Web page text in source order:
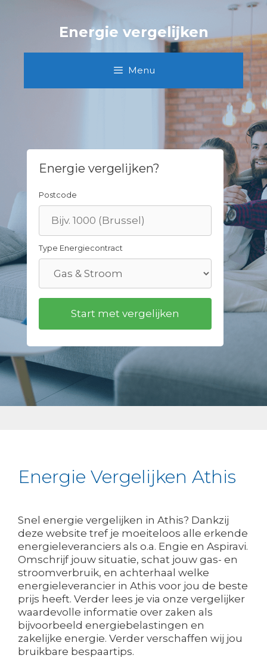
Energie vergelijken
Menu
Energie vergelijken?
Postcode
Type Energiecontract
Energie Vergelijken Athis
Snel energie vergelijken in Athis? Dankzij
deze website tref je moeiteloos alle erkende
energieleveranciers als o.a. Engie en Aspiravi.
Omschrijf jouw situatie, schat jouw gas- en
stroomverbruik, en achterhaal welke
energieleverancier in Athis voor jou de beste
prijs heeft. Verder lees je via onze vergelijker
waardevolle informatie over zaken als
bijvoorbeeld energiebelastingen en
zakelijke energie. Verder verschaffen wij jou
bruikbare bespaartips.